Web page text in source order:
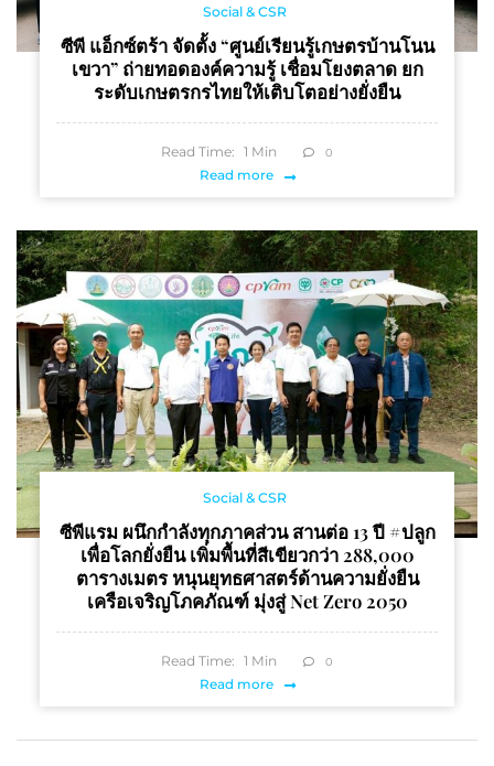
Social & CSR
ซีพี แอ็กซ์ตร้า จัดตั้ง “ศูนย์เรียนรู้เกษตรบ้านโนน
เขวา” ถ่ายทอดองค์ความรู้ เชื่อมโยงตลาด ยก
ระดับเกษตรกรไทยให้เติบโตอย่างยั่งยืน
Read Time: 1 Min 0
Read more
Social & CSR
ซีพีแรม ผนึกกำลังทุกภาคส่วน สานต่อ 13 ปี #ปลูก
เพื่อโลกยั่งยืน เพิ่มพื้นที่สีเขียวกว่า 288,000
ตารางเมตร หนุนยุทธศาสตร์ด้านความยั่งยืน
เครือเจริญโภคภัณฑ์ มุ่งสู่ Net Zero 2050
Read Time: 1 Min 0
Read more